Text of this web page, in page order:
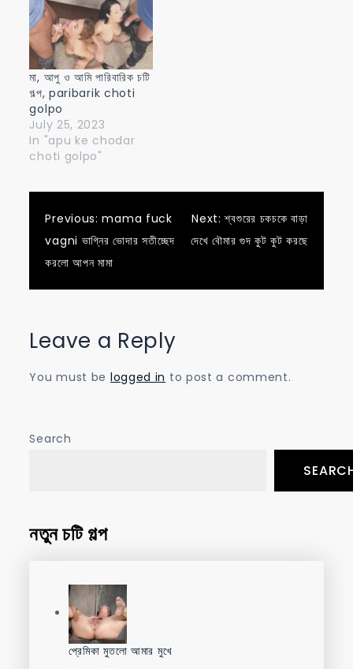
মা, আপু ও আমি পারিবারিক চটি
গল্প, paribarik choti
golpo
July 25, 2023
In "apu ke chodar
choti golpo"
Post
navigation
Previous: mama fuck
vagni ভাগ্নির ভোদার সতীচ্ছেদ
করলো আপন মামা
Next: শ্বশুরের চকচকে বাড়া
দেখে বৌমার গুদ কুট কুট করছে
Leave a Reply
You must be logged in to post a comment.
Search
নতুন চটি গল্প
প্রেমিকা মুতলো আমার মুখে